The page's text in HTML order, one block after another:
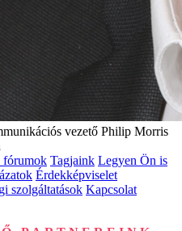
vezető Philip Morris
fórumok Tagjaink Legyen Ön is
Érdekképviselet
szolgáltatások Kapcsolat